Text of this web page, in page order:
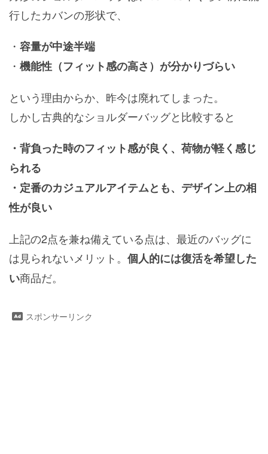
行したカバンの形状で、
・ 容量が中途半端
・ 機能性（フィット感の高さ）が分かりづらい
という理由からか、昨今は廃れてしまった。
しかし古典的なショルダーバッグと比較すると
・背負った時のフィット感が良く、荷物が軽く感じ
られる
・定番のカジュアルアイテムとも、デザイン上の相
性が良い
上記の2点を兼ね備えている点は、最近のバッグに
は見られないメリット。 個人的には復活を希望した
い商品だ。
スポンサーリンク